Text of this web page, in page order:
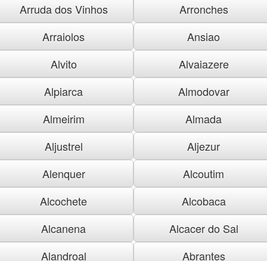
Arruda dos Vinhos
Arronches
Arraiolos
Ansiao
Alvito
Alvaiazere
Alpiarca
Almodovar
Almeirim
Almada
Aljustrel
Aljezur
Alenquer
Alcoutim
Alcochete
Alcobaca
Alcanena
Alcacer do Sal
Alandroal
Abrantes